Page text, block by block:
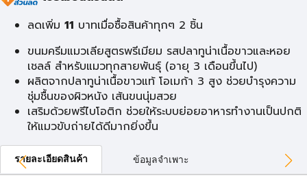
ลดเพิ่ม 11 บาทเมื่อซื้อสินค้าทุกๆ 2 ชิ้น
ขนมครีมแมวเลียสูตรพรีเมียม รสปลาทูน่าเนื้อขาวและหอย
เชลล์ สำหรับแมวทุกสายพันธุ์ (อายุ 3 เดือนขึ้นไป)
ผลิตจากปลาทูน่าเนื้อขาวแท้ โอเมก้า 3 สูง ช่วยบำรุงความ
ชุ่มชื้นของผิวหนัง เส้นขนนุ่มสวย
เสริมด้วยพรีไบโอติก ช่วยให้ระบบย่อยอาหารทำงานเป็นปกติ
ให้แมวขับถ่ายได้ดีมากยิ่งขึ้น
รายละเอียดสินค้า ข้อมูลจำเพาะ